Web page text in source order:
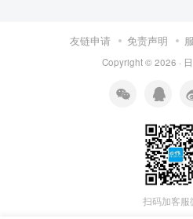
友链申请 免责声明
Copyright © 2026 ·
扫码加客服